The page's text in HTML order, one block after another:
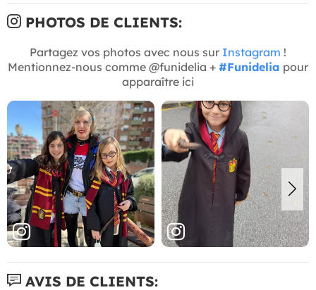
PHOTOS DE CLIENTS:
Partagez vos photos avec nous sur Instagram !
Mentionnez-nous comme @funidelia + #Funidelia pour
apparaître ici
AVIS DE CLIENTS: